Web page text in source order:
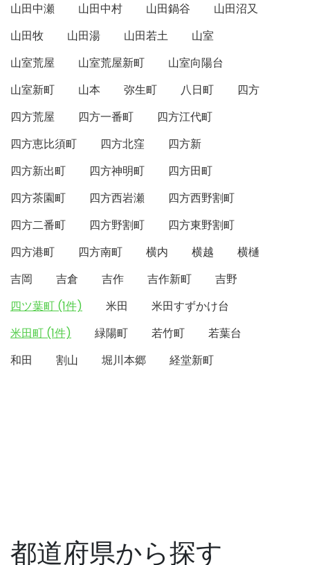
山田中瀬
山田中村 山田鍋谷
山田沼又
山田牧
山田湯 山田若土
山室
山室荒屋
山室荒屋新町
山室向陽台
山室新町
山本 弥生町 八日町
四方
四方荒屋
四方一番町
四方江代町
四方恵比須町
四方北窪
四方新
四方新出町
四方神明町
四方田町
四方茶園町
四方西岩瀬
四方西野割町
四方二番町
四方野割町
四方東野割町
四方港町
四方南町 横内 横越
横樋
吉岡
吉倉 吉作 吉作新町
吉野
四ツ葉町 (1件)
米田
米田すずかけ台
米田町 (1件)
緑陽町 若竹町
若葉台
和田
割山 堀川本郷 経堂新町
都道府県から探す